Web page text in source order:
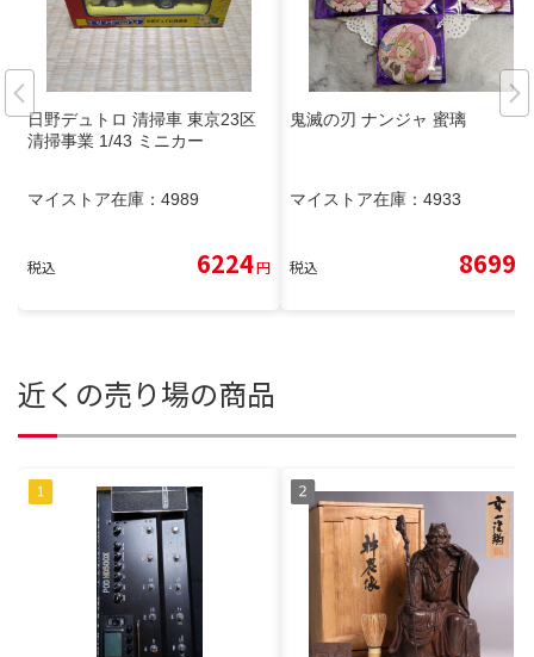
日野デュトロ 清掃車 東京23区
清掃事業 1/43 ミニカー
マイストア在庫： 4989
税込 6224円
鬼滅の刃 ナンジャ 蜜璃
マイストア在庫： 4933
税込 8699
近くの売り場の商品